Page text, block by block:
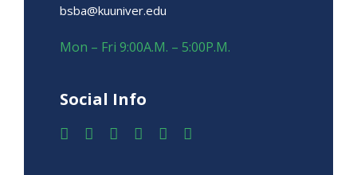
bsba@kuuniver.edu
Mon – Fri 9:00A.M. – 5:00P.M.
Social Info